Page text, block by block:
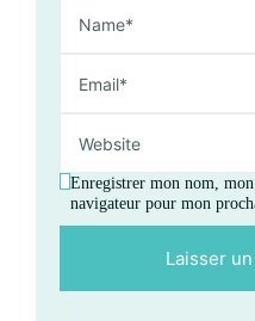
Enregistrer mon nom,
navigateur pour mon